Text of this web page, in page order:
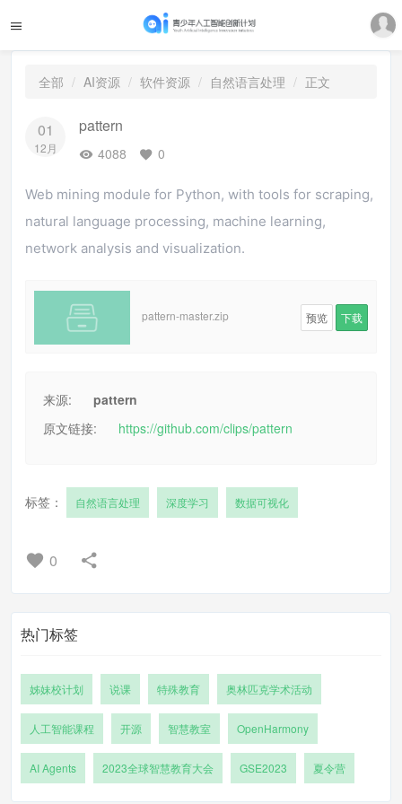
全部 AI资源 软件资源 自然语言处理 正文
01
12月
pattern
4088 0
Web mining module for Python, with tools for scraping,
natural language processing, machine learning,
network analysis and visualization.
pattern-master.zip 预览 下载
来源:
pattern
原文链接:
https://github.com/clips/pattern
标签： 自然语言处理 深度学习 数据可视化
0
热门标签
姊妹校计划 说课 特殊教育 奥林匹克学术活动
人工智能课程 开源 智慧教室 OpenHarmony
AI Agents 2023全球智慧教育大会 GSE2023 夏令营